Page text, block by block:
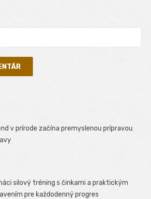
v prírode začína premyslenou prípravou
silový tréning s činkami a praktickým
pre každodenný progres